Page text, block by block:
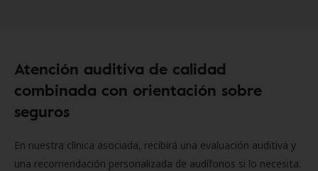
Atención auditiva de calidad
combinada con orientación sobre
seguros
En nuestra clínica asociada, recibirá una evaluación auditiva y
una recomendación personalizada de audífonos si lo necesita.